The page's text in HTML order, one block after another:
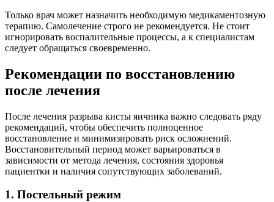
Только врач может назначить необходимую медикаментозную
терапию. Самолечение строго не рекомендуется. Не стоит
игнорировать воспалительные процессы, а к специалистам
следует обращаться своевременно.
Рекомендации по восстановлению
после лечения
После лечения разрыва кисты яичника важно следовать ряду
рекомендаций, чтобы обеспечить полноценное
восстановление и минимизировать риск осложнений.
Восстановительный период может варьироваться в
зависимости от метода лечения, состояния здоровья
пациентки и наличия сопутствующих заболеваний.
1. Постельный режим